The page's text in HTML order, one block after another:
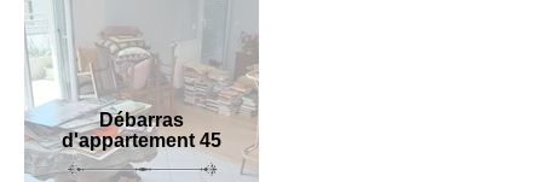
Débarras
d'appartement 45